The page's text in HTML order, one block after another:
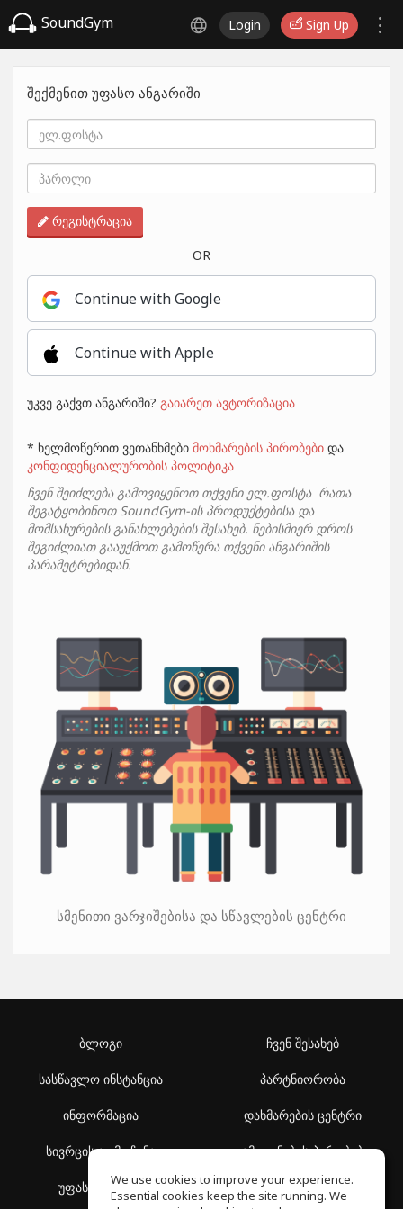
SoundGym Login Sign Up
შექმენით უფასო ანგარიში
რეგისტრაცია
OR
Continue with Google
Continue with Apple
უკვე გაქვთ ანგარიში? გაიარეთ ავტორიზაცია
* ხელმოწერით ვეთანხმები მოხმარების პირობები და
კონფიდენციალურობის პოლიტიკა
ჩვენ შეიძლება გამოვიყენოთ თქვენი ელ.ფოსტა რათა
შეგატყობინოთ SoundGym-ის პროდუქტებისა და
მომსახურების განახლებების შესახებ. ნებისმიერ დროს
შეგიძლიათ გააუქმოთ გამოწერა თქვენი ანგარიშის
პარამეტრებიდან.
სმენითი ვარჯიშებისა და სწავლების ცენტრი
ბლოგი
სასწავლო ინსტანცია
ინფორმაცია
სივრცის აღმოჩენა
უფასო სკოლა
ჩვენ შესახებ
პარტნიორობა
დახმარების ცენტრი
გამოყენების პირობები
კონფიდენციალურობის
პოლიტიკა
We use cookies to improve your experience.
Essential cookies keep the site running. We